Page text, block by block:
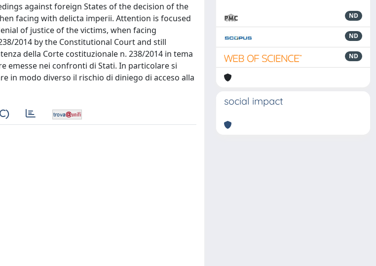
against foreign States of the decision of the
facing with delicta imperii. Attention is focused
of justice of the victims, when facing
2014 by the Constitutional Court and still
della Corte costituzionale n. 238/2014 in tema
emesse nei confronti di Stati. In particolare si
in modo diverso il rischio di diniego di acceso alla
ND
ND
ND
social impact